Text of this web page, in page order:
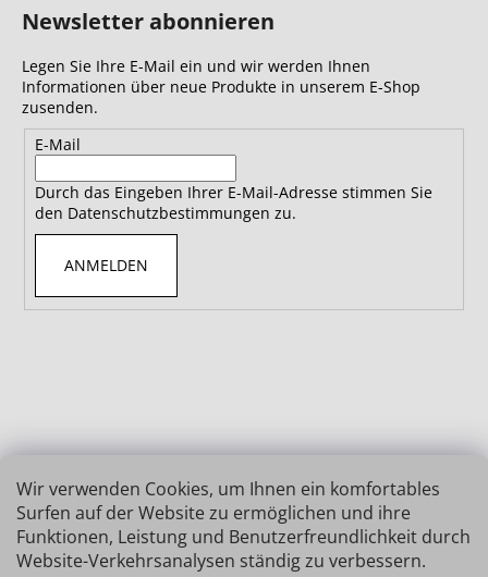
Wir verwenden Cookies, um Ihnen ein komfortables
Surfen auf der Website zu ermöglichen und ihre
Funktionen, Leistung und Benutzerfreundlichkeit durch
Website-Verkehrsanalysen ständig zu verbessern.
Newsletter abonnieren
Legen Sie Ihre E-Mail ein und wir werden Ihnen
Informationen über neue Produkte in unserem E-Shop
zusenden.
E-Mail
Durch das Eingeben Ihrer E-Mail-Adresse stimmen Sie
den Datenschutzbestimmungen zu.
ANMELDEN